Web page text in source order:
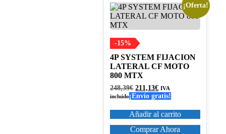
¡Oferta!
-15%
4P SYSTEM FIJACION
LATERAL CF MOTO
800 MTX
248,39€ El
precio
era:
248,39€.
211,13€El
precio
es:
211,13€.
IVA
incluido¡Envío gratis!
Añadir al carrito
Comprar Ahora